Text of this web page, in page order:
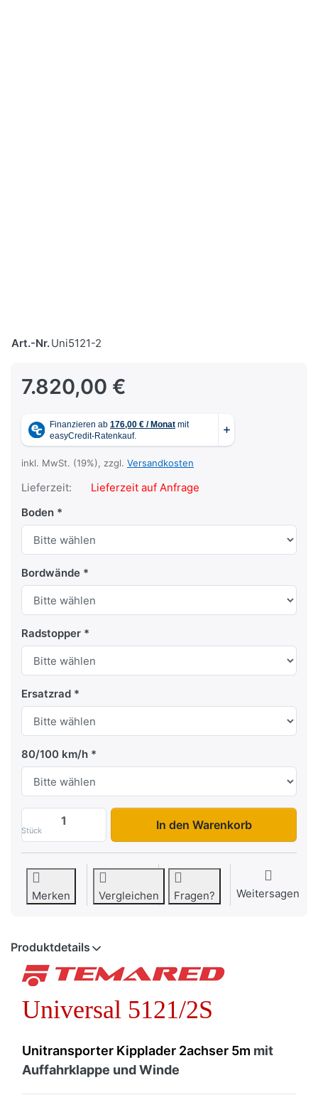
Art.-Nr.Uni5121-2
7.820,00 €
inkl. MwSt. (19%), zzgl. Versandkosten
Lieferzeit:
Lieferzeit auf Anfrage
Boden
Bordwände
Radstopper
Ersatzrad
80/100 km/h
Stück
Universal 5121/2S zu 7.820,00 €, Menge
In den Warenkorb
Merken Vergleichen Fragen? Weitersagen
Produktdetails
Universal 5121/2S
Unitransporter Kipplader 2achser 5m mit
Auffahrklappe und Winde